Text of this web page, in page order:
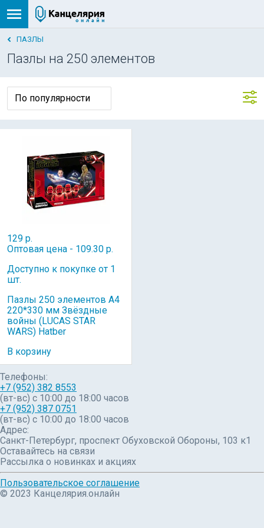
ПАЗЛЫ
Пазлы на 250 элементов
129 р.
Оптовая цена - 109.30 р.
Доступно к покупке от 1
шт.
Пазлы 250 элементов А4
220*330 мм Звёздные
войны (LUCAS STAR
WARS) Hatber
В корзину
Телефоны:
+7 (952) 382 8553
(вт-вс) c 10:00 до 18:00 часов
+7 (952) 387 0751
(вт-вс) с 10:00 до 18:00 часов
Адрес:
Санкт-Петербург, проспект Обуховской Обороны, 103 к1
Оставайтесь на связи
Рассылка о новинках и акциях
Пользовательское соглашение
© 2023 Канцелярия.онлайн